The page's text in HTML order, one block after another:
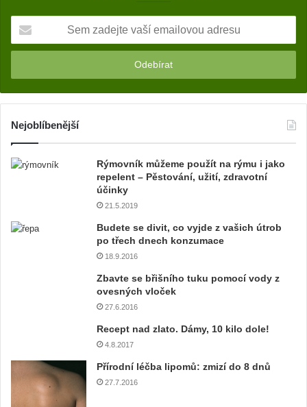
m
a
d
j
v
e
Nejoblíbenější
Rýmovník můžeme použít na rýmu i jako
repelent – Pěstování, užití, zdravotní
účinky
21.5.2019
Budete se divit, co vyjde z vašich útrob
po třech dnech konzumace
18.9.2016
Zbavte se břišního tuku pomocí vody z
ovesných vloček
27.6.2016
Recept nad zlato. Dámy, 10 kilo dole!
4.8.2017
Přírodní léčba lipomů: zmizí do 8 dnů
27.7.2016